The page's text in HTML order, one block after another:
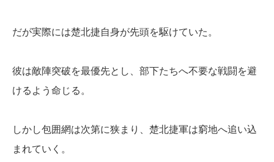
だが実際には楚北捷自身が先頭を駆けていた。
彼は敵陣突破を最優先とし、部下たちへ不要な戦闘を避
けるよう命じる。
しかし包囲網は次第に狭まり、楚北捷軍は窮地へ追い込
まれていく。